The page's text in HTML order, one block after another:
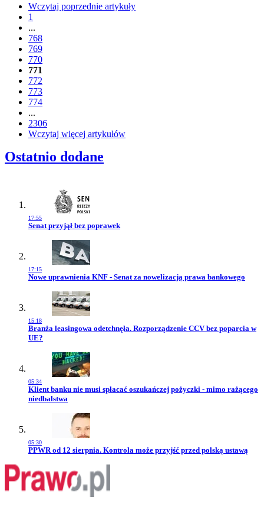
Wczytaj poprzednie artykuły
1
...
768
769
770
771
772
773
774
...
2306
Wczytaj więcej artykułów
Ostatnio dodane
17:55
Przejdź do artykułu:
Senat przyjął bez poprawek
17:15
Przejdź do artykułu:
Nowe uprawnienia KNF - Senat za nowelizacją prawa bankowego
15:18
Przejdź do artykułu:
Branża leasingowa odetchnęła. Rozporządzenie CCV bez poparcia w
UE?
05:34
Przejdź do artykułu:
Klient banku nie musi spłacać oszukańczej pożyczki - mimo rażącego
niedbalstwa
05:30
Przejdź do artykułu:
PPWR od 12 sierpnia. Kontrola może przyjść przed polską ustawą